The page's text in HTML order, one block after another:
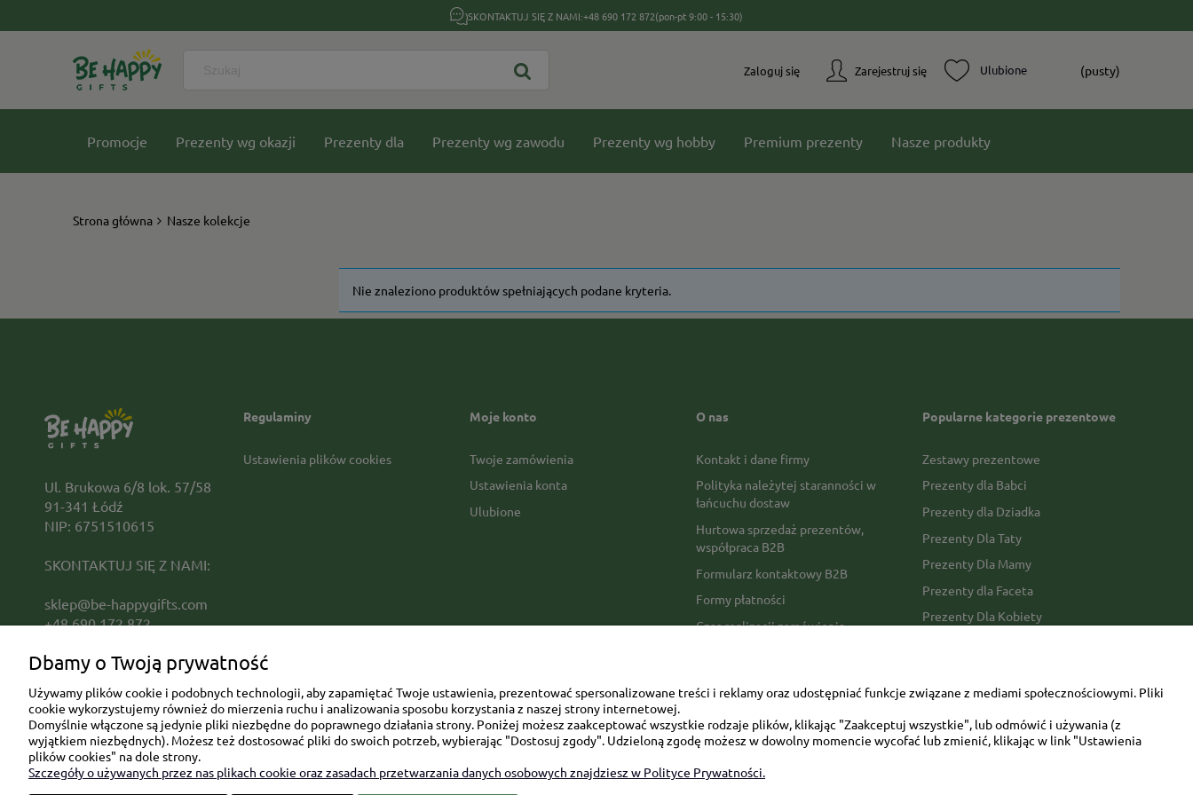
SKONTAKTUJ SIĘ Z NAMI:+48 690 172 872(pon-pt 9:00 - 15:30)
Zarejestruj się
Zaloguj się (pusty)
Promocje Prezenty wg okazji Prezenty dla Prezenty wg zawodu Prezenty wg hobby Premium prezenty Nasze produkty
Strona główna Nasze kolekcje
Nie znaleziono produktów spełniających podane kryteria.
Regulaminy
Ustawienia plików cookies
Moje konto
Twoje zamówienia
Ustawienia konta
Ulubione
O nas
Kontakt i dane firmy
Polityka należytej staranności w
łańcuchu dostaw
Hurtowa sprzedaż prezentów,
współpraca B2B
Formularz kontaktowy B2B
Formy płatności
Czas realizacji zamówienia
Mapa kategorii
Popularne kategorie prezentowe
Zestawy prezentowe
Prezenty dla Babci
Prezenty dla Dziadka
Prezenty Dla Taty
Prezenty Dla Mamy
Prezenty dla Faceta
Prezenty Dla Kobiety
Urodziny/imieniny
Ul. Brukowa 6/8 lok. 57/58
91-341 Łódź
NIP: 6751510615
SKONTAKTUJ SIĘ Z NAMI:
sklep@be-happygifts.com
+48 690 172 872
Dbamy o Twoją prywatność
Używamy plików cookie i podobnych technologii, aby zapamiętać Twoje ustawienia, prezentować spersonalizowane treści i reklamy oraz udostępniać funkcje związane z mediami społecznościowymi. Pliki
cookie wykorzystujemy również do mierzenia ruchu i analizowania sposobu korzystania z naszej strony internetowej.
Domyślnie włączone są jedynie pliki niezbędne do poprawnego działania strony. Poniżej możesz zaakceptować wszystkie rodzaje plików, klikając "Zaakceptuj wszystkie", lub odmówić i używania (z
wyjątkiem niezbędnych). Możesz też dostosować pliki do swoich potrzeb, wybierając "Dostosuj zgody". Udzieloną zgodę możesz w dowolny momencie wycofać lub zmienić, klikając w link "Ustawienia
plików cookies" na dole strony.
Szczegóły o używanych przez nas plikach cookie oraz zasadach przetwarzania danych osobowych znajdziesz w Polityce Prywatności.